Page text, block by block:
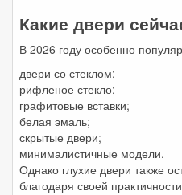
Какие двери
В 2026 году особенно
двери со стеклом;
рифленое стекло;
графитовые вставки;
белая эмаль;
скрытые двери;
минималистичные модели.
Однако глухие двери также
благодаря своей